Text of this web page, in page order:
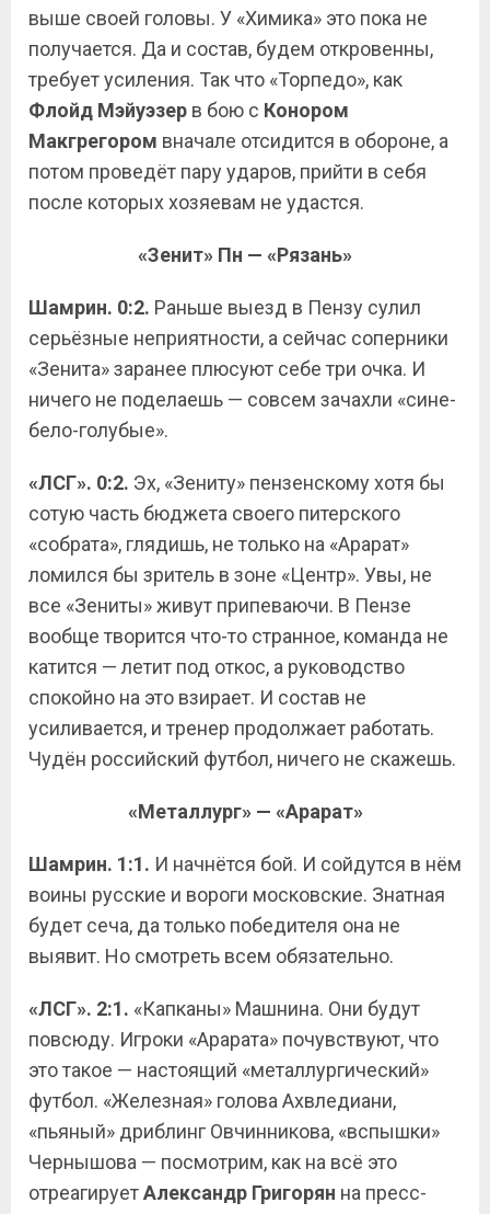
выше своей головы. У «Химика» это пока не
получается. Да и состав, будем откровенны,
требует усиления. Так что «Торпедо», как
Флойд Мэйуэзер в бою с Конором
Макгрегором вначале отсидится в обороне, а
потом проведёт пару ударов, прийти в себя
после которых хозяевам не удастся.
«Зенит» Пн — «Рязань»
Шамрин. 0:2. Раньше выезд в Пензу сулил
серьёзные неприятности, а сейчас соперники
«Зенита» заранее плюсуют себе три очка. И
ничего не поделаешь — совсем зачахли «сине-
бело-голубые».
«ЛСГ». 0:2. Эх, «Зениту» пензенскому хотя бы
сотую часть бюджета своего питерского
«собрата», глядишь, не только на «Арарат»
ломился бы зритель в зоне «Центр». Увы, не
все «Зениты» живут припеваючи. В Пензе
вообще творится что-то странное, команда не
катится — летит под откос, а руководство
спокойно на это взирает. И состав не
усиливается, и тренер продолжает работать.
Чудён российский футбол, ничего не скажешь.
«Металлург» — «Арарат»
Шамрин. 1:1. И начнётся бой. И сойдутся в нём
воины русские и вороги московские. Знатная
будет сеча, да только победителя она не
выявит. Но смотреть всем обязательно.
«ЛСГ». 2:1. «Капканы» Машнина. Они будут
повсюду. Игроки «Арарата» почувствуют, что
это такое — настоящий «металлургический»
футбол. «Железная» голова Ахвледиани,
«пьяный» дриблинг Овчинникова, «вспышки»
Чернышова — посмотрим, как на всё это
отреагируетАлександр Григорян на пресс-